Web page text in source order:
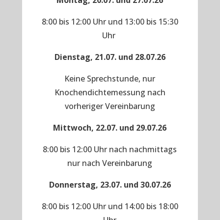
8:00 bis 12:00 Uhr und 13:00 bis 15:30
Uhr
Dienstag, 21.07. und 28.07.26
Keine Sprechstunde, nur
Knochendichtemessung nach
vorheriger Vereinbarung
Mittwoch, 22.07. und 29.07.26
8:00 bis 12:00 Uhr nach nachmittags
nur nach Vereinbarung
Donnerstag, 23.07. und 30.07.26
8:00 bis 12:00 Uhr und 14:00 bis 18:00